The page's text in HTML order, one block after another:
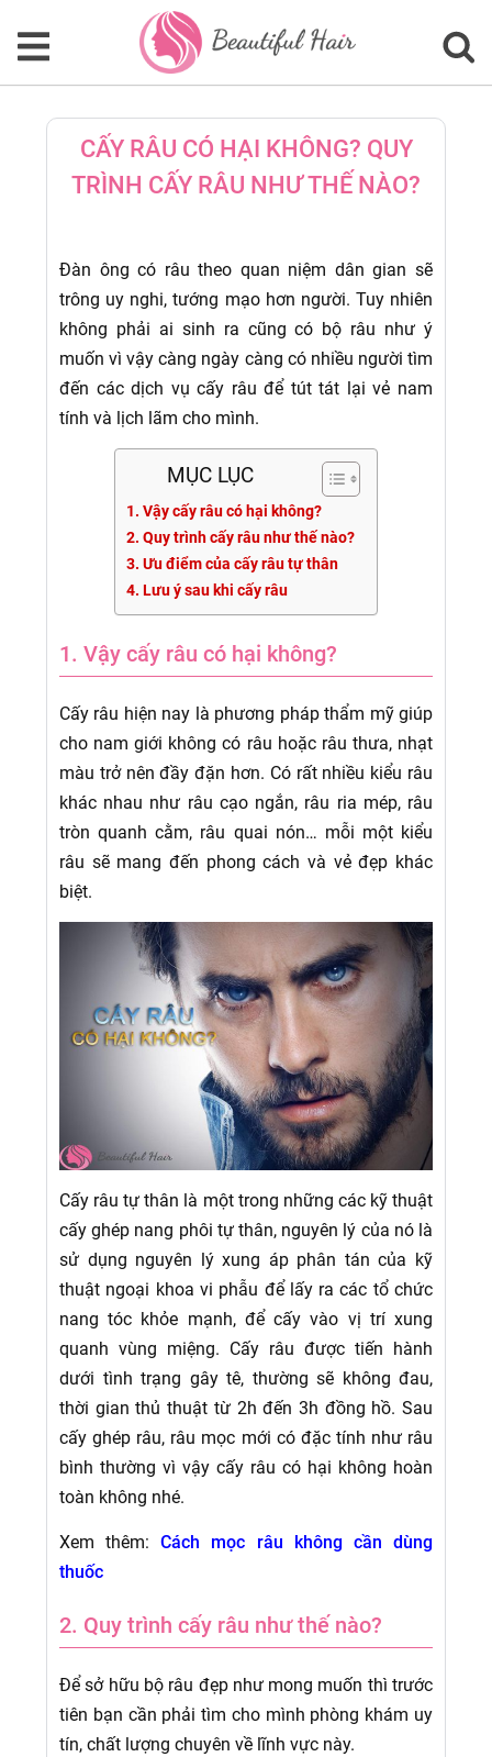
CẤY RÂU CÓ HẠI KHÔNG? QUY
TRÌNH CẤY RÂU NHƯ THẾ NÀO?
Đàn ông có râu theo quan niệm dân gian sẽ
trông uy nghi, tướng mạo hơn người. Tuy nhiên
không phải ai sinh ra cũng có bộ râu như ý
muốn vì vậy càng ngày càng có nhiều người tìm
đến các dịch vụ cấy râu để tút tát lại vẻ nam
tính và lịch lãm cho mình.
MỤC LỤC
1. Vậy cấy râu có hại không?
2. Quy trình cấy râu như thế nào?
3. Ưu điểm của cấy râu tự thân
4. Lưu ý sau khi cấy râu
1. Vậy cấy râu có hại không?
Cấy râu hiện nay là phương pháp thẩm mỹ giúp
cho nam giới không có râu hoặc râu thưa, nhạt
màu trở nên đầy đặn hơn. Có rất nhiều kiểu râu
khác nhau như râu cạo ngắn, râu ria mép, râu
tròn quanh cằm, râu quai nón… mỗi một kiểu
râu sẽ mang đến phong cách và vẻ đẹp khác
biệt.
Cấy râu tự thân là một trong những các kỹ thuật
cấy ghép nang phôi tự thân, nguyên lý của nó là
sử dụng nguyên lý xung áp phân tán của kỹ
thuật ngoại khoa vi phẫu để lấy ra các tổ chức
nang tóc khỏe mạnh, để cấy vào vị trí xung
quanh vùng miệng. Cấy râu được tiến hành
dưới tình trạng gây tê, thường sẽ không đau,
thời gian thủ thuật từ 2h đến 3h đồng hồ. Sau
cấy ghép râu, râu mọc mới có đặc tính như râu
bình thường vì vậy cấy râu có hại không hoàn
toàn không nhé.
Xem thêm:Cách mọc râu không cần dùng
thuốc
2. Quy trình cấy râu như thế nào?
Để sở hữu bộ râu đẹp như mong muốn thì trước
tiên bạn cần phải tìm cho mình phòng khám uy
tín, chất lượng chuyên về lĩnh vực này.